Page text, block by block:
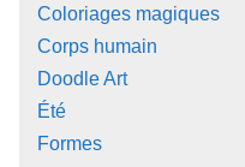
Coloriages magiques
Corps humain
Doodle Art
Été
Formes